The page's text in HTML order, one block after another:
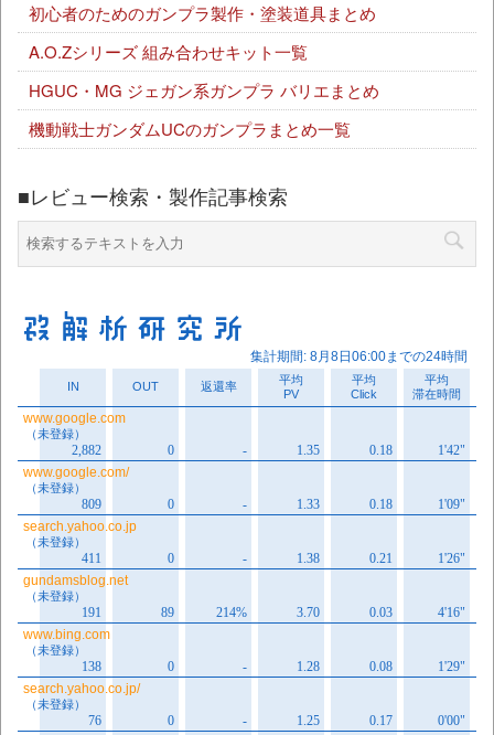
初心者のためのガンプラ製作・塗装道具まとめ
A.O.Zシリーズ 組み合わせキット一覧
HGUC・MG ジェガン系ガンプラ バリエまとめ
機動戦士ガンダムUCのガンプラまとめ一覧
■レビュー検索・製作記事検索